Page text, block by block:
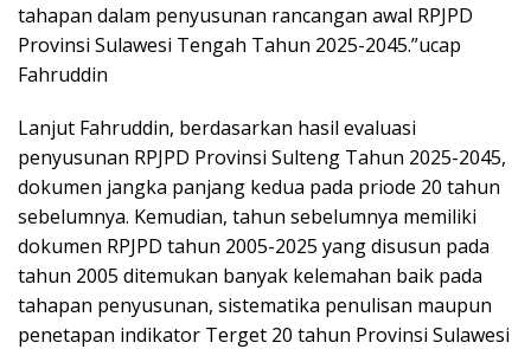
tahapan dalam penyusunan rancangan awal RPJPD
Provinsi Sulawesi Tengah Tahun 2025-2045.”ucap
Fahruddin
Lanjut Fahruddin, berdasarkan hasil evaluasi
penyusunan RPJPD Provinsi Sulteng Tahun 2025-2045,
dokumen jangka panjang kedua pada priode 20 tahun
sebelumnya. Kemudian, tahun sebelumnya memiliki
dokumen RPJPD tahun 2005-2025 yang disusun pada
tahun 2005 ditemukan banyak kelemahan baik pada
tahapan penyusunan, sistematika penulisan maupun
penetapan indikator Terget 20 tahun Provinsi Sulawesi